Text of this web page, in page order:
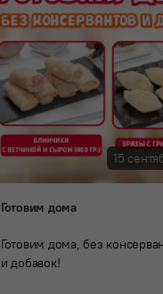
15
Готовим дома
Готовим дома, без
и добавок!